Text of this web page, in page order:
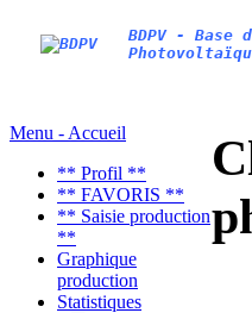
BDPV - Base
Menu - Accueil
** Profil **
** FAVORIS **
** Saisie production
**
Graphique
production
Statistiques